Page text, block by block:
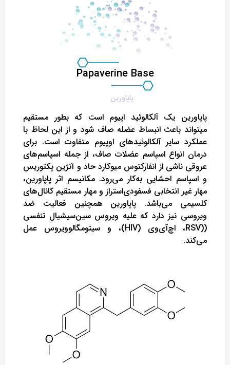
Papaverine Base
پاپاورین یک آلکالوئید اپیوم است‌ که بطور مستقیم
میتواند باعث انبساط عضله صاف شود و از این لحاظ با
عملکرد سایر آلکالوئیدهای اوپیوم متفاوت است. برای
درمان انواع اسپاسم عضلات صاف، از جمله اسپاسم‌های
عروقی ناشی از انفارکتوس میوکارد حاد و آنژین پکتوریس
و اسپاسم احشایی به‌کار می‌رود. مکانیسم اثر پاپاورین،
مهار غیر انتخابی فسفودی‌استراز و مهار مستقیم کانال‌های
کلسیمی می‌باشد. پاپاورین همچنین فعالیت ضد
ویروسی نیز دارد که علیه ویروس سین‌سیشیال تنفسی
((RSV، اچ‌آی‌وی (HIV)، و سیتومگالوویروس عمل
می‌کند.